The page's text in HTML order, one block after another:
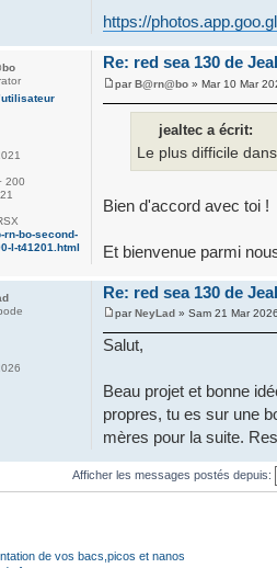
https://
Re: red sea 130 de
parB@rn@bo » Mar 10 Mar
jealtec a écrit:
Le plus difficile
Bien d'accord avec toi !
Et bienvenue parmi
200
rn-bo-second-
l-t41201.html
Re: red sea 130 de
parNeyLad » Sam 21 Mar
Salut,
Beau projet et bonne
propres, tu es sur une
mères pour la suite.
Afficher les messages postés depuis:
de vos bacs,picos et nanos